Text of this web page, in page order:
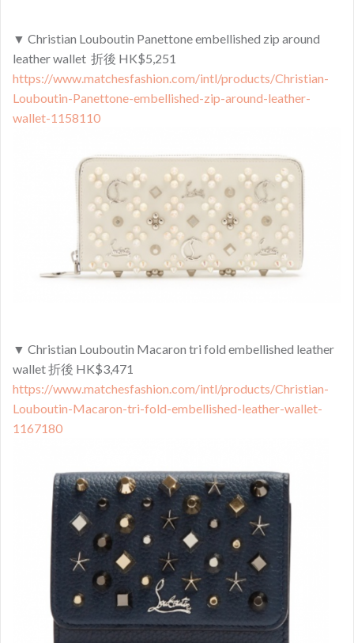
▼ Christian Louboutin Panettone embellished zip around
leather wallet 折後 HK$5,251
https://www.matchesfashion.com/intl/products/Christian-
Louboutin-Panettone-embellished-zip-around-leather-
wallet-1158110
▼ Christian Louboutin Macaron tri fold embellished leather
wallet 折後 HK$3,471
https://www.matchesfashion.com/intl/products/Christian-
Louboutin-Macaron-tri-fold-embellished-leather-wallet-
1167180